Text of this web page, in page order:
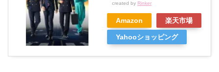
created by Rinker
Amazon 楽天市場
Yahooショッピング